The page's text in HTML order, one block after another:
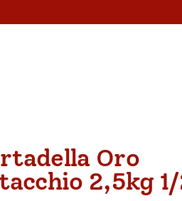
Oro
2,5kg